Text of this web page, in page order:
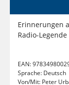
Erinnerungen
Radio-
EAN:
Sprache: Deutsch
Von/Mit: Peter